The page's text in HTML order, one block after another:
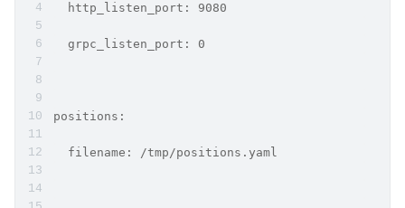
  http_listen_port: 9080
  grpc_listen_port: 0
positions:
  filename: /tmp/positions.yaml